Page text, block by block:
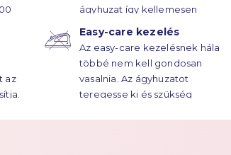
ágyhuzat így kellemesen
az
Easy-care kezelés
Az easy-care kezelésnek hála
többé nem kell gondosan
vasalnia. Az ágyhuzatot
teregesse ki és szükség